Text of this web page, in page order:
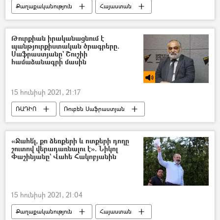
Քաղաքականություն
Հայաստան
Կարեն Կարապետյան
Նիկոլ Փաշինյան
Ընտրություններ
Թուրքիան իրականացնում է
պանթյուրքիստական ծրագրերը.
Սաֆրաստյանը` Շուշիի
համաձանագրի մասին
15 հունիսի 2021, 21:17
ՌԱԴԻՈ
Ռուբեն Սաֆրաստյան
Ռեջեփ Թայիփ Էրդողան
Շուշի
Իլհամ Ալիև
«Ջահե՛լ, քո ձեռքերի և ոտքերի դողը
շուտով վերադառնալու է». Նիկոլ
Փաշինյանը` Վահե Հակոբյանին
15 հունիսի 2021, 21:04
Քաղաքականություն
Հայաստան